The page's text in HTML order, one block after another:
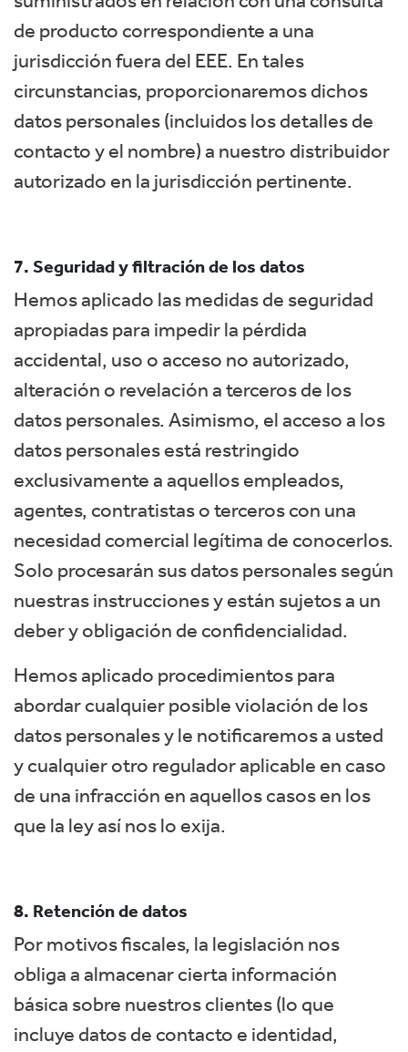
de producto correspondiente a una
jurisdicción fuera del EEE. En tales
circunstancias, proporcionaremos dichos
datos personales (incluidos los detalles de
contacto y el nombre) a nuestro distribuidor
autorizado en la jurisdicción pertinente.
7. Seguridad y filtración de los datos
Hemos aplicado las medidas de seguridad
apropiadas para impedir la pérdida
accidental, uso o acceso no autorizado,
alteración o revelación a terceros de los
datos personales. Asimismo, el acceso a los
datos personales está restringido
exclusivamente a aquellos empleados,
agentes, contratistas o terceros con una
necesidad comercial legítima de conocerlos.
Solo procesarán sus datos personales según
nuestras instrucciones y están sujetos a un
deber y obligación de confidencialidad.
Hemos aplicado procedimientos para
abordar cualquier posible violación de los
datos personales y le notificaremos a usted
y cualquier otro regulador aplicable en caso
de una infracción en aquellos casos en los
que la ley así nos lo exija.
8. Retención de datos
Por motivos fiscales, la legislación nos
obliga a almacenar cierta información
básica sobre nuestros clientes (lo que
incluye datos de contacto e identidad,